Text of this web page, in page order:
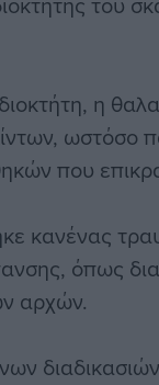
η
ωστόσο
που
κανένας
όπως
αρχών.
διαδικασιών